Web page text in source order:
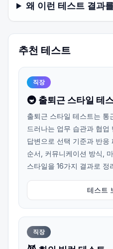
왜 이런 테스트 결과
추천 테스트
직장
🚇 출퇴근 스타일 테
출퇴근 스타일 테스트는 통
드러나는 업무 습관과 협업
답변으로 선택 기준과 반응
순서, 커뮤니케이션 방식,
스타일을 16가지 결과로 정
테스트
직장